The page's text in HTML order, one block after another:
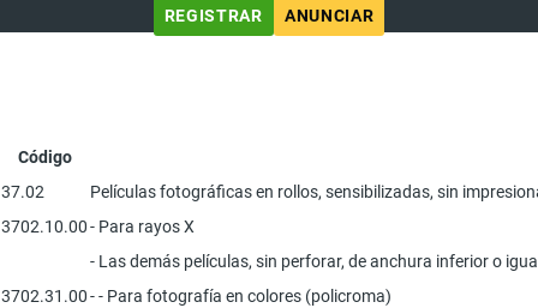
REGISTRAR
ANUNCIAR
Código
37.02
Películas fotográficas en rollos, sensibilizadas, sin
3702.10.00- Para rayos X
- Las demás películas, sin perforar, de anchura inferior o
3702.31.00- - Para fotografía en colores (policroma)